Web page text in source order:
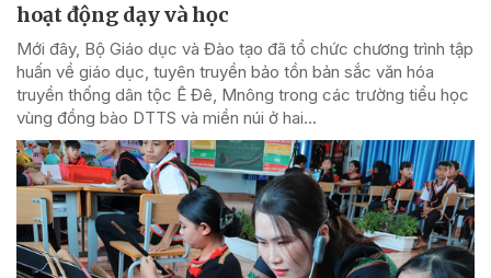
hoạt động dạy và học
Mới đây, Bộ Giáo dục và Đào tạo đã tổ chức chương trình tập
huấn về giáo dục, tuyên truyền bảo tồn bản sắc văn hóa
truyền thống dân tộc Ê Đê, Mnông trong các trường tiểu học
vùng đồng bào DTTS và miền núi ở hai...